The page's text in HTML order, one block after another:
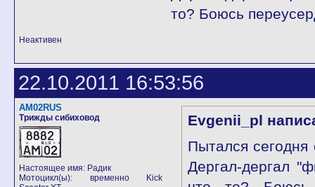
то? Боюсь
Неактивен
22.10.2011 16:53:56
AM02RUS
Трижды сибиховод
Настоящее имя: Радик
Мотоцикл(ы): временно Kick
Evgenii_pl
Пытался
Дергал-дергал